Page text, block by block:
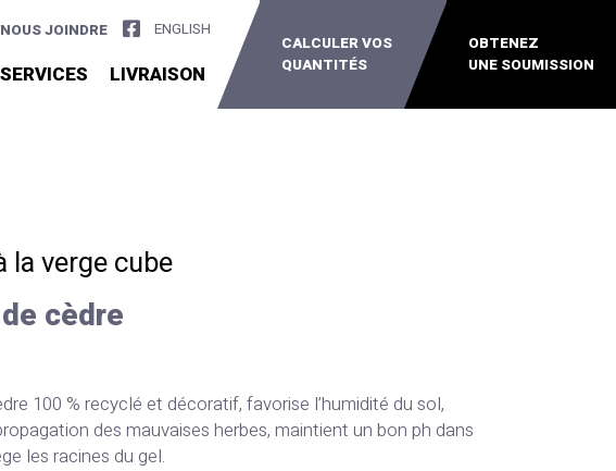
NOUS JOINDRE ENGLISH
SERVICES LIVRAISON
CALCULER VOS
QUANTITÉS
OBTENEZ
UNE SOUMISSION
la verge cube
cèdre
100 % recyclé et décoratif, favorise l’humidité du sol,
des mauvaises herbes, maintient un bon ph dans
les racines du gel.